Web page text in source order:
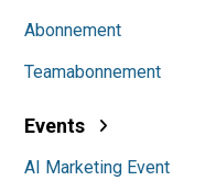
Abonnement
Teamabonnement
Events
AI Marketing Event